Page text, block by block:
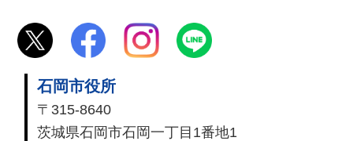
石岡市役所
〒315-8640
茨城県石岡市石岡一丁目1番地1